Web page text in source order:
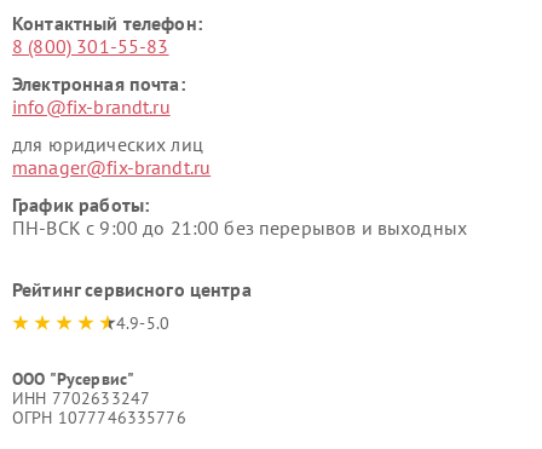
Контактный телефон:
8 (800) 301-55-83
Электронная почта:
info@fix-brandt.ru
для юридических лиц
manager@fix-brandt.ru
График работы:
ПН-ВСК с 9:00 до 21:00 без перерывов и выходных
Рейтинг сервисного центра
4.9-5.0
ООО "Русервис"
ИНН 7702633247
ОГРН 1077746335776